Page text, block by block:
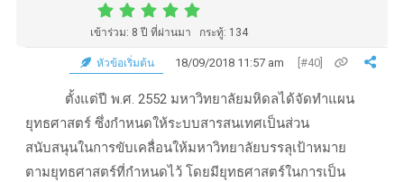
เข้าร่วม: 8 ปี ที่ผ่านมา กระทู้: 134
หัวข้อเริ่มต้น 18/09/2018 11:57 am [#40]
ตั้งแต่ปี พ.ศ. 2552 มหาวิทยาลัยมหิดลได้จัดทำแผน
ยุทธศาสตร์ ซึ่งกำหนดให้ระบบสารสนเทศเป็นส่วน
สนับสนุนในการขับเคลื่อนให้มหาวิทยาลัยบรรลุเป้าหมาย
ตามยุทธศาสตร์ที่กำหนดไว้ โดยมียุทธศาสตร์ในการเป็น